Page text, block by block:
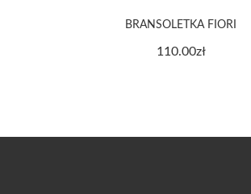
BRANSOLETKA FIORI
110.00zł